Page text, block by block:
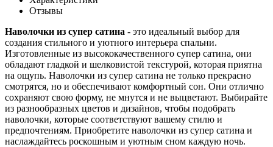
Отзывы
Наволочки из супер сатина - это идеальный выбор для
создания стильного и уютного интерьера спальни.
Изготовленные из высококачественного супер сатина, они
обладают гладкой и шелковистой текстурой, которая приятна
на ощупь. Наволочки из супер сатина не только прекрасно
смотрятся, но и обеспечивают комфортный сон. Они отлично
сохраняют свою форму, не мнутся и не выцветают. Выбирайте
из разнообразных цветов и дизайнов, чтобы подобрать
наволочки, которые соответствуют вашему стилю и
предпочтениям. Приобретите наволочки из супер сатина и
наслаждайтесь роскошным и уютным сном каждую ночь.